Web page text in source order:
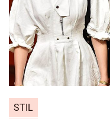
STIL